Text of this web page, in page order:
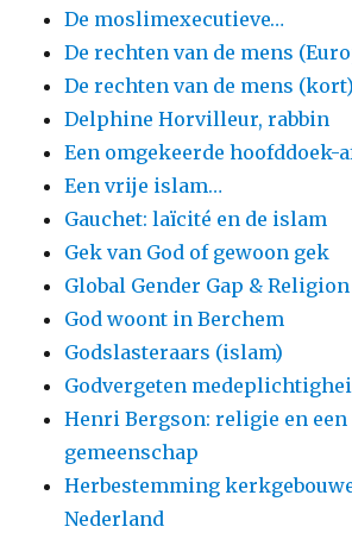
De moslimexecutieve…
De rechten van de mens
De rechten van de mens (kort)
Delphine Horvilleur, rabbin
Een omgekeerde hoofddoek-
Een vrije islam…
Gauchet: laïcité en de islam
Gek van God of gewoon gek
Global Gender Gap & Religion
God woont in Berchem
Godslasteraars (islam)
Godvergeten
Henri Bergson: religie en
gemeenschap
Herbestemming
Nederland